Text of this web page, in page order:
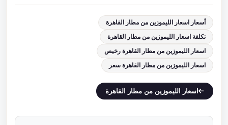
أسعار اسعار الليموزين من مطار القاهرة
تكلفة اسعار الليموزين من مطار القاهرة
اسعار الليموزين من مطار القاهرة رخيص
اسعار الليموزين من مطار القاهرة سعر
اسعار الليموزين من مطار القاهرة